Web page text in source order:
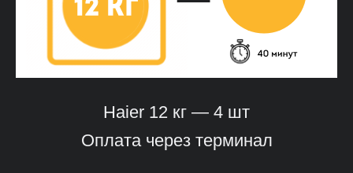
Haier 12 кг — 4 шт
Оплата через терминал